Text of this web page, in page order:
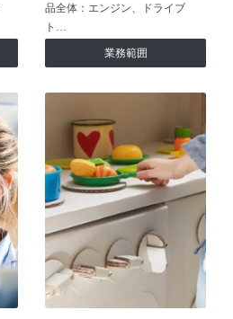
品全体：エンジン、ドライブ
ト…
業務範囲